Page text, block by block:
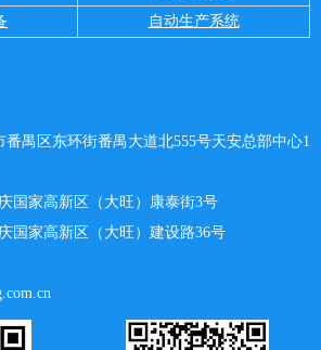
自动生产系统
禺区东环街番禺大道北555号天安总部中心1
国家高新区（大旺）康泰街3号
国家高新区（大旺）建设路36号